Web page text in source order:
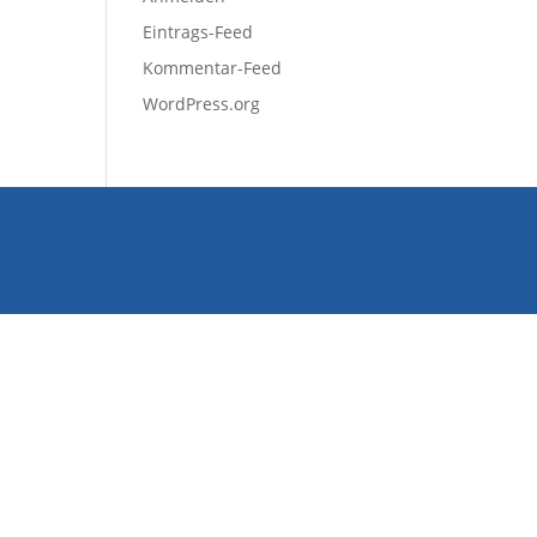
Eintrags-Feed
Kommentar-Feed
WordPress.org